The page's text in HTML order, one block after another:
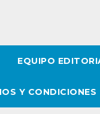
EQUIPO
Y CONDICIONES